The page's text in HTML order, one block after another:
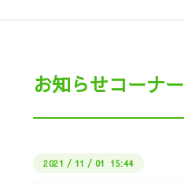
お知らせコーナー
2021 / 11 / 01 15:44